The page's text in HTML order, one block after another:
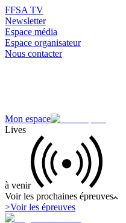
FFSA TV
Newsletter
Espace média
Espace organisateur
Nous contacter
Mon espace
Lives
à venir
Voir les prochaines épreuves
>Voir les épreuves